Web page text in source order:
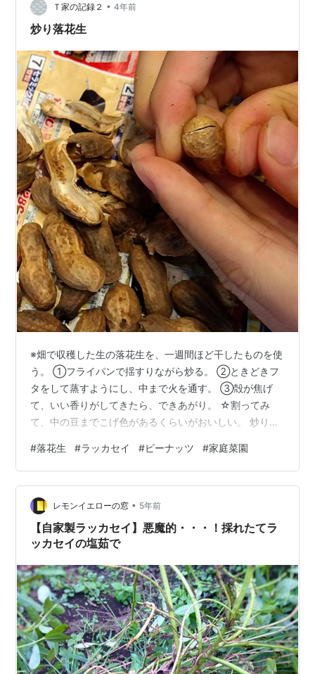
Ｔ家の記録２ • 4年前
炒り落花生
※畑で収穫した生の落花生を、一週間ほど干したものを使
う。 ①フライパンで揺すりながら炒る。 ②ときどきフ
タをして蒸すようにし、中まで火を通す。 ③殻が焦げ
て、いい香りがしてきたら、できあがり。 ☆割ってみ
て、中の豆までこげ色があるくらいがおいしい。 炒りた
か、カリッとします。 塩などの調味料はなくても、 その
ままで十分香りとうまみを楽しめます。 昔、おばあちゃ
んちで食べたなあ、というような、 くしゃっとしたチラ
シを敷いて。 懐かしい風味がしました。
#落花生 #ラッカセイ #ピーナッツ #家庭菜園
レモンイエローの窓 • 5年前
【自家製ラッカセイ】悪魔的・・・！採れたてラ
ッカセイの塩茹で